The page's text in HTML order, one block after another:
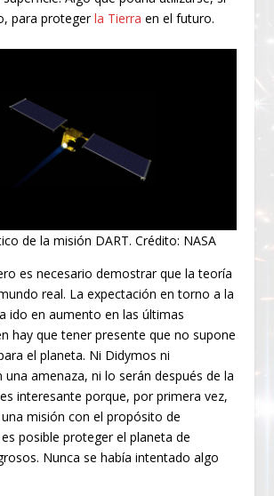
para protegerla Tierra en el futuro.
de la misión DART. Crédito: NASA
es necesario demostrar que la teoría
real. La expectación en torno a la
ido en aumento en las últimas
hay que tener presente que no supone
el planeta. Ni Didymos ni
amenaza, ni lo serán después de la
interesante porque, por primera vez,
misión con el propósito de
posible proteger el planeta de
Nunca se había intentado algo